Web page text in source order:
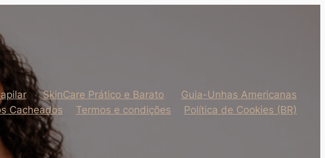
SkinCare Prático e Barato
Guia-Unhas Americanas
Cacheados Termos e condições Política de Cookies (BR)